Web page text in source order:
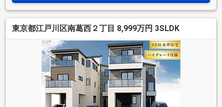
東京都江戸川区南葛西２丁目 8,999万円 3SLDK